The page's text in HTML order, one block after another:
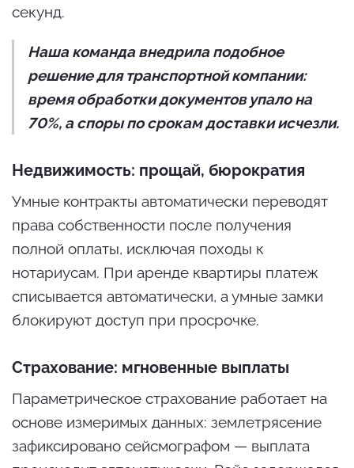
секунд.
Наша команда внедрила подобное
решение для транспортной компании:
время обработки документов упало на
70%, а споры по срокам доставки исчезли.
Недвижимость: прощай, бюрократия
Умные контракты автоматически переводят
права собственности после получения
полной оплаты, исключая походы к
нотариусам. При аренде квартиры платеж
списывается автоматически, а умные замки
блокируют доступ при просрочке.
Страхование: мгновенные выплаты
Параметрическое страхование работает на
основе измеримых данных: землетрясение
зафиксировано сейсмографом — выплата